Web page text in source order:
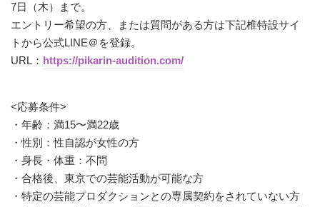
7日（木）まで。
エントリー希望の方、または質問がある方は下記椎特設サイ
トから公式LINE＠を登録。
URL： https://pikarin-audition.com/
<応募条件>
・年齢：満15〜満22歳
・性別：性自認が女性の方
・身長・体重：不問
・合格後、東京での芸能活動が可能な方
・特定の芸能プロダクションとの専属契約をされていない方